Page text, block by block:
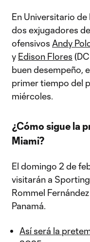
En Universitario
dos exjugadores
ofensivos Andy
y Edison Flores
buen desempeño,
primer tiempo del
miércoles.
¿Cómo sigue la
Miami?
El domingo 2 de
visitarán a
Rommel
Panamá.
Así será la